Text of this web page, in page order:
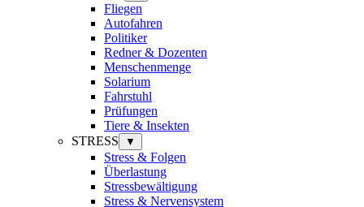
Fliegen
Autofahren
Politiker
Redner & Dozenten
Menschenmenge
Solarium
Fahrstuhl
Prüfungen
Tiere & Insekten
STRESS
▼
Stress & Folgen
Überlastung
Stressbewältigung
Stress & Nervensystem